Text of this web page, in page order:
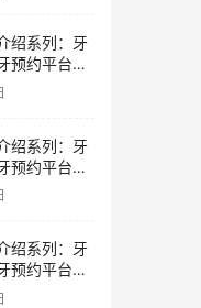
绍系列：牙
预约平台让
气
绍系列：牙
预约平台打
业壁垒新手
绍系列：牙
预约平台落
验打破未知